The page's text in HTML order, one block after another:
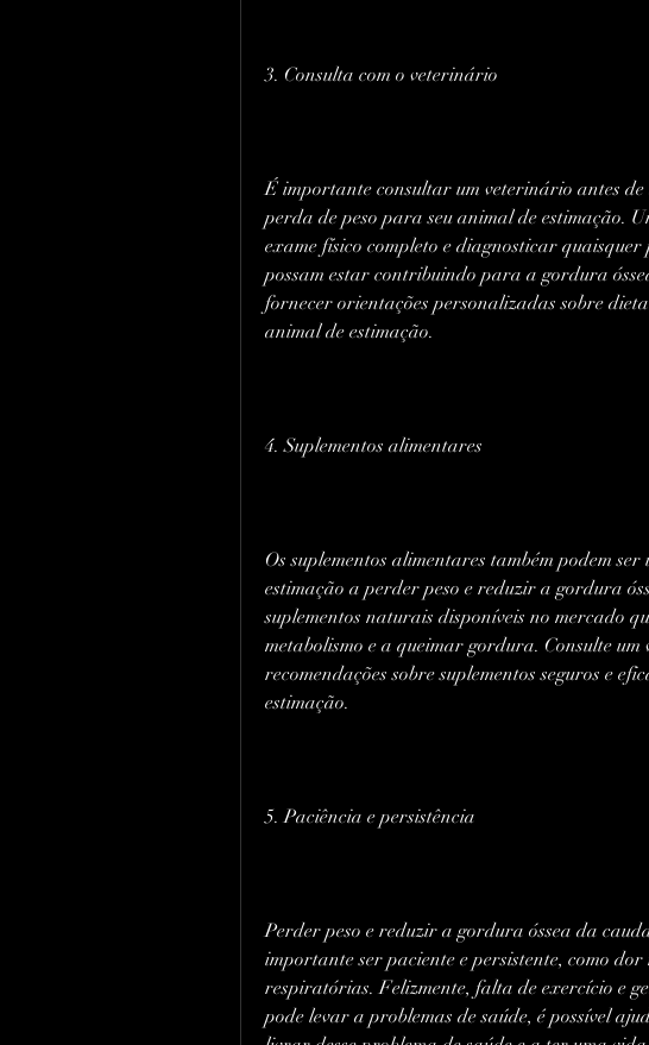
3. Consulta com o veterinário
É importante consultar um veterinário antes
perda de peso para seu animal de estimação.
exame físico completo e diagnosticar quaisquer
possam estar contribuindo para a gordura
fornecer orientações personalizadas sobre
animal de estimação.
4. Suplementos alimentares
Os suplementos alimentares também podem
estimação a perder peso e reduzir a gordura
suplementos naturais disponíveis no mercado
metabolismo e a queimar gordura. Consulte
recomendações sobre suplementos seguros e
estimação.
5. Paciência e persistência
Perder peso e reduzir a gordura óssea da
importante ser paciente e persistente, como
respiratórias. Felizmente, falta de exercício e
pode levar a problemas de saúde, é possível